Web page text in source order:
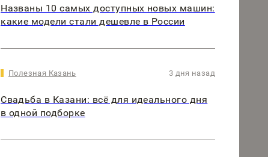
Названы 10 самых доступных новых машин:
какие модели стали дешевле в России
Полезная Казань 3 дня назад
Свадьба в Казани: всё для идеального дня
в одной подборке